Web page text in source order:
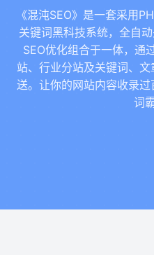
《混沌SEO》是一套采用
关键词黑科技系统，全自
SEO优化组合于一体，通
站、行业分站及关键词、
送。让你的网站内容收录
词